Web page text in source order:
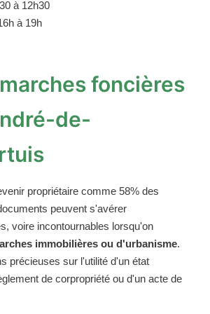
à 12h30
à 19h
foncières
de-
propriétaire comme 58% des
peuvent s'avérer
voire incontournables lorsqu'on
immobilières ou d'urbanisme.
précieuses sur l'utilité d'un état
de corpropriété ou d'un acte de